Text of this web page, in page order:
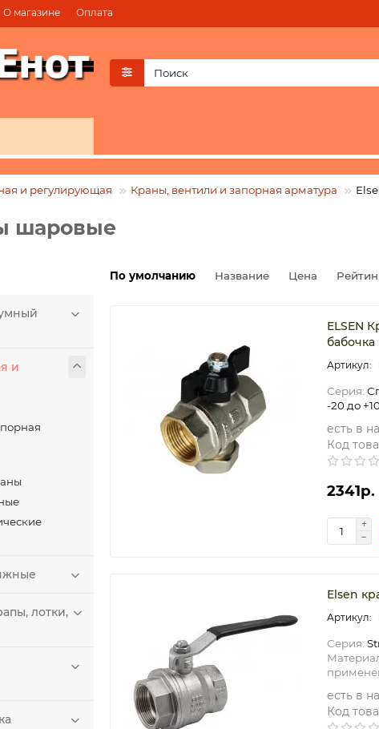
О магазине Оплата
и регулирующая Краны, вентили и запорная арматура
шаровые
и
лотки,
По умолчанию Название Цена
ELSEN
бабочка
Серия:
-20 до
есть в
Код
2341р.
Elsen
Серия:
есть в
Код